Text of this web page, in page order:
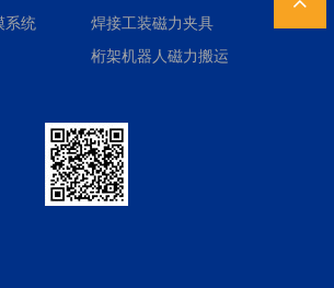
系统
焊接工装磁力夹具
桁架机器人磁力搬运